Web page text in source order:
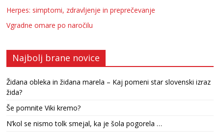
Herpes: simptomi, zdravljenje in preprečevanje
Vgradne omare po naročilu
Najbolj brane novice
Židana obleka in židana marela – Kaj pomeni star slovenski izraz
žida?
Še pomnite Viki kremo?
N’kol se nismo tolk smejal, ka je šola pogorela …